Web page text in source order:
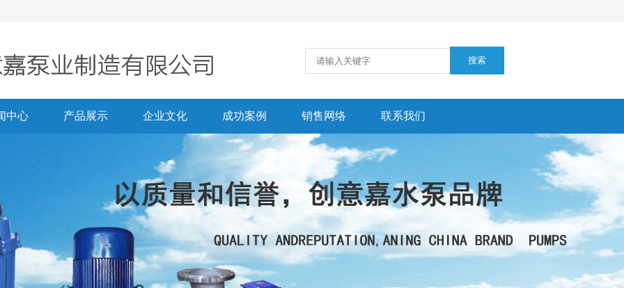
中心 产品展示 企业文化 成功案例 销售网络 联系我们